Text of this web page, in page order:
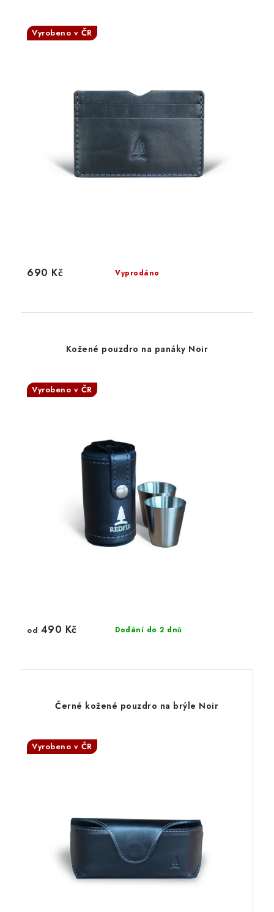
Vyrobeno v ČR
Vyprodáno
690 Kč
Kožené pouzdro na panáky Noir
Vyrobeno v ČR
Dodání do 2 dnů
od 490 Kč
Černé kožené pouzdro na brýle Noir
Vyrobeno v ČR